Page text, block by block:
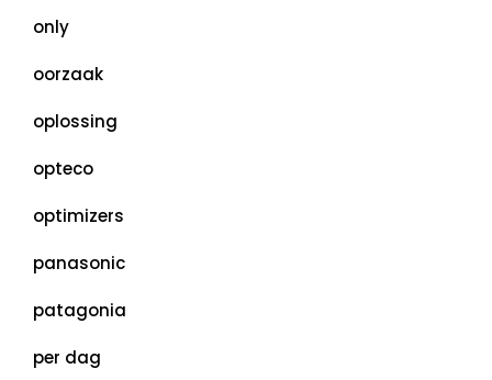
only
oorzaak
oplossing
opteco
optimizers
panasonic
patagonia
per dag